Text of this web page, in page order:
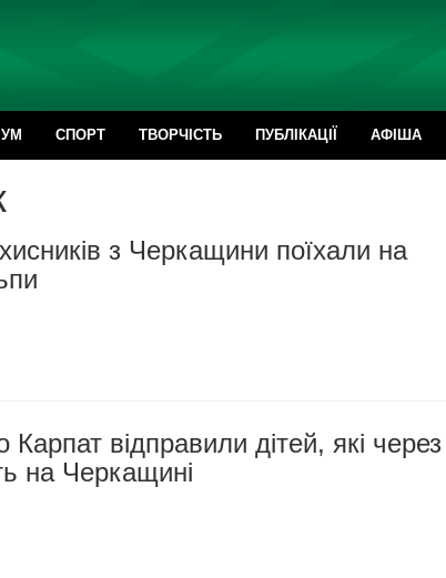
СПОРТ ТВОРЧІСТЬ ПУБЛІКАЦІЇ АФІША
з Черкащини поїхали на
Карпат відправили дітей, які через
на Черкащині